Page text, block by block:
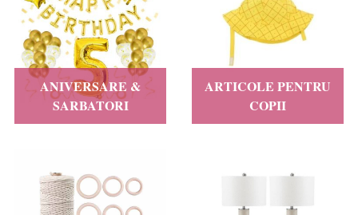
ANIVERSARE &
SARBATORI
ARTICOLE PENTRU
COPII